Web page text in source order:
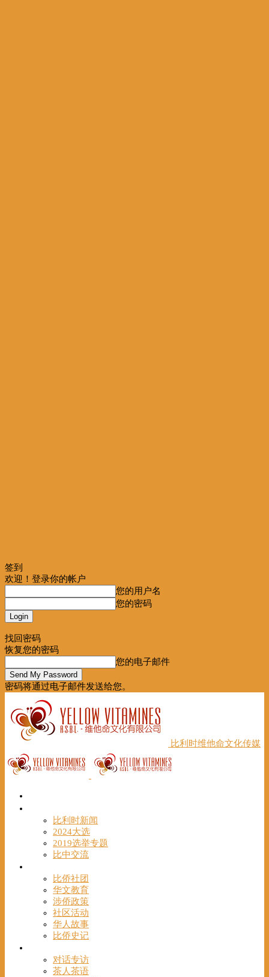
签到
欢迎！登录你的帐户
您的用户名
您的密码
找回密码
恢复您的密码
您的电子邮件
密码将通过电子邮件发送给您。
比利时维他命文化传媒
比利时新闻
2024大选
2019选举专题
比中交流
比侨社团
华文教育
涉侨政策
社区活动
华人故事
比侨史记
对话专访
茶人茶语